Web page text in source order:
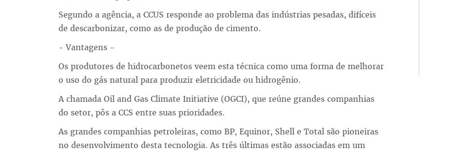
Segundo a agência, a CCUS responde ao problema das indústrias pesadas, difíceis
de descarbonizar, como as de produção de cimento.
- Vantagens -
Os produtores de hidrocarbonetos veem esta técnica como uma forma de melhorar
o uso do gás natural para produzir eletricidade ou hidrogênio.
A chamada Oil and Gas Climate Initiative (OGCI), que reúne grandes companhias
do setor, pôs a CCS entre suas prioridades.
As grandes companhias petroleiras, como BP, Equinor, Shell e Total são pioneiras
no desenvolvimento desta tecnologia. As três últimas estão associadas em um